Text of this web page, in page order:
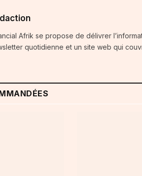
Afrik se propose de délivrer
quotidienne et un site web qui